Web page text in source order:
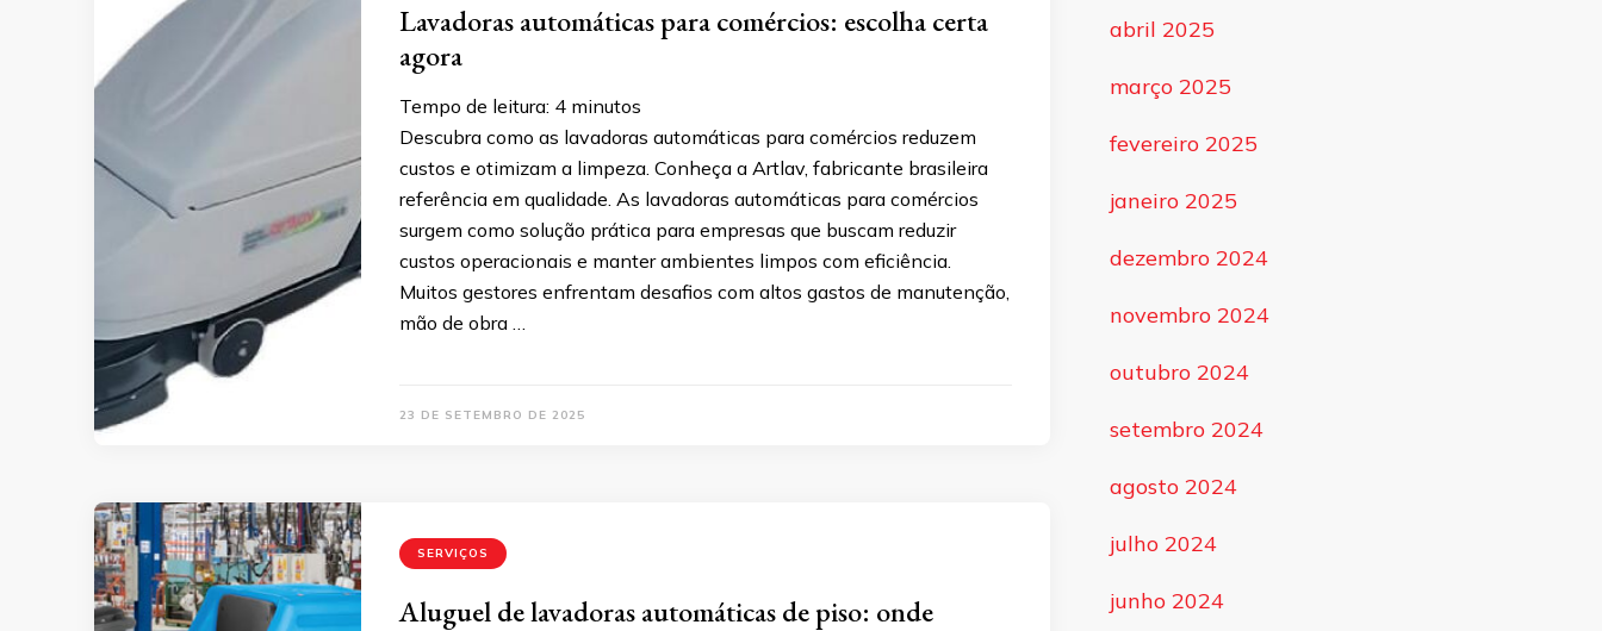
Lavadoras automáticas para comércios: escolha certa
agora
Tempo de leitura: 4 minutos
Descubra como as lavadoras automáticas para comércios reduzem
custos e otimizam a limpeza. Conheça a Artlav, fabricante brasileira
referência em qualidade. As lavadoras automáticas para comércios
surgem como solução prática para empresas que buscam reduzir
custos operacionais e manter ambientes limpos com eficiência.
Muitos gestores enfrentam desafios com altos gastos de manutenção,
mão de obra …
23 DE SETEMBRO DE 2025
SERVIÇOS
Aluguel de lavadoras automáticas de piso: onde
abril 2025
março 2025
fevereiro 2025
janeiro 2025
dezembro 2024
novembro 2024
outubro 2024
setembro 2024
agosto 2024
julho 2024
junho 2024